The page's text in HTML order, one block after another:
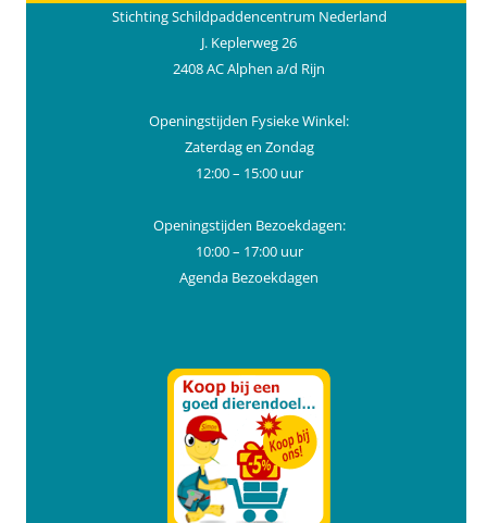
Stichting Schildpaddencentrum Nederland
J. Keplerweg 26
2408 AC Alphen a/d Rijn
Openingstijden Fysieke Winkel:
Zaterdag en Zondag
12:00 – 15:00 uur
Openingstijden Bezoekdagen:
10:00 – 17:00 uur
Agenda Bezoekdagen